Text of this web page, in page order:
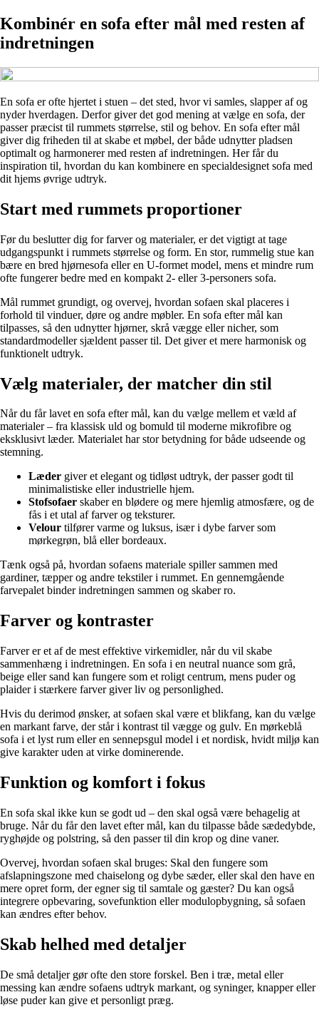
Kombinér en sofa efter mål med resten af
indretningen
En sofa er ofte hjertet i stuen – det sted, hvor vi samles, slapper af og
nyder hverdagen. Derfor giver det god mening at vælge en sofa, der
passer præcist til rummets størrelse, stil og behov. En sofa efter mål
giver dig friheden til at skabe et møbel, der både udnytter pladsen
optimalt og harmonerer med resten af indretningen. Her får du
inspiration til, hvordan du kan kombinere en specialdesignet sofa med
dit hjems øvrige udtryk.
Start med rummets proportioner
Før du beslutter dig for farver og materialer, er det vigtigt at tage
udgangspunkt i rummets størrelse og form. En stor, rummelig stue kan
bære en bred hjørnesofa eller en U-formet model, mens et mindre rum
ofte fungerer bedre med en kompakt 2- eller 3-personers sofa.
Mål rummet grundigt, og overvej, hvordan sofaen skal placeres i
forhold til vinduer, døre og andre møbler. En sofa efter mål kan
tilpasses, så den udnytter hjørner, skrå vægge eller nicher, som
standardmodeller sjældent passer til. Det giver et mere harmonisk og
funktionelt udtryk.
Vælg materialer, der matcher din stil
Når du får lavet en sofa efter mål, kan du vælge mellem et væld af
materialer – fra klassisk uld og bomuld til moderne mikrofibre og
eksklusivt læder. Materialet har stor betydning for både udseende og
stemning.
Læder giver et elegant og tidløst udtryk, der passer godt til
minimalistiske eller industrielle hjem.
Stofsofaer skaber en blødere og mere hjemlig atmosfære, og de
fås i et utal af farver og teksturer.
Velour tilfører varme og luksus, især i dybe farver som
mørkegrøn, blå eller bordeaux.
Tænk også på, hvordan sofaens materiale spiller sammen med
gardiner, tæpper og andre tekstiler i rummet. En gennemgående
farvepalet binder indretningen sammen og skaber ro.
Farver og kontraster
Farver er et af de mest effektive virkemidler, når du vil skabe
sammenhæng i indretningen. En sofa i en neutral nuance som grå,
beige eller sand kan fungere som et roligt centrum, mens puder og
plaider i stærkere farver giver liv og personlighed.
Hvis du derimod ønsker, at sofaen skal være et blikfang, kan du vælge
en markant farve, der står i kontrast til vægge og gulv. En mørkeblå
sofa i et lyst rum eller en sennepsgul model i et nordisk, hvidt miljø kan
give karakter uden at virke dominerende.
Funktion og komfort i fokus
En sofa skal ikke kun se godt ud – den skal også være behagelig at
bruge. Når du får den lavet efter mål, kan du tilpasse både sædedybde,
ryghøjde og polstring, så den passer til din krop og dine vaner.
Overvej, hvordan sofaen skal bruges: Skal den fungere som
afslapningszone med chaiselong og dybe sæder, eller skal den have en
mere opret form, der egner sig til samtale og gæster? Du kan også
integrere opbevaring, sovefunktion eller modulopbygning, så sofaen
kan ændres efter behov.
Skab helhed med detaljer
De små detaljer gør ofte den store forskel. Ben i træ, metal eller
messing kan ændre sofaens udtryk markant, og syninger, knapper eller
løse puder kan give et personligt præg.